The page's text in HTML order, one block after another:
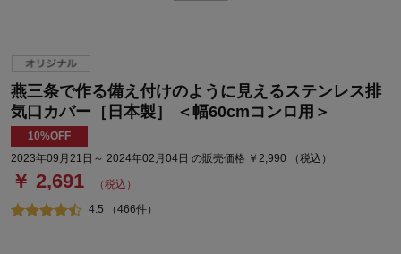
燕三条で作る備え付けのように見えるステンレス排
気口カバー［日本製］ ＜幅60cmコンロ用＞
10%OFF
2023年09月21日～ 2024年02月04日 の販売価格 ￥2,990 （税込）
￥ 2,691 （税込）
4.5 （466件）